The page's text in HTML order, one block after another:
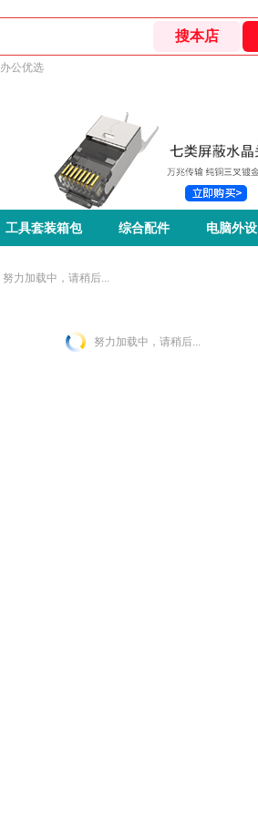
办公优选
工具套装箱包 综合配件 电脑外设
努力加载中，请稍后...
努力加载中，请稍后...